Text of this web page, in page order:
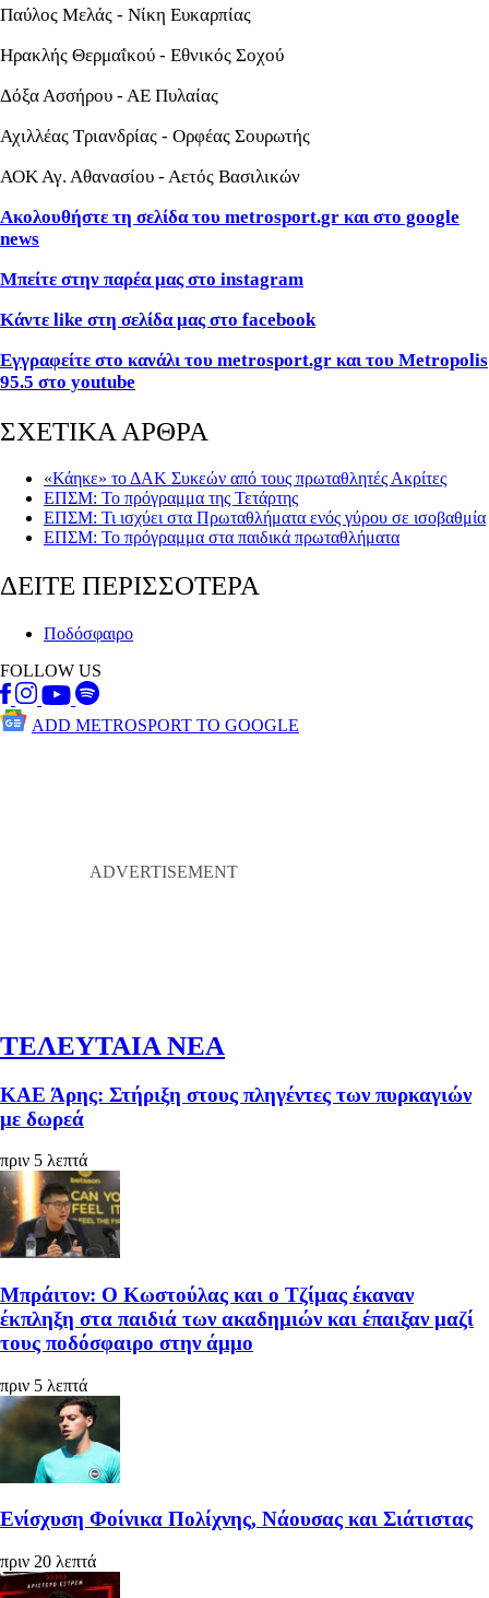
Παύλος Μελάς - Νίκη Ευκαρπίας
Ηρακλής Θερμαΐκού - Εθνικός Σοχού
Δόξα Ασσήρου - ΑΕ Πυλαίας
Αχιλλέας Τριανδρίας - Ορφέας Σουρωτής
ΑΟΚ Αγ. Αθανασίου - Αετός Βασιλικών
Ακολουθήστε τη σελίδα του metrosport.gr και στο google
news
Μπείτε στην παρέα μας στο instagram
Κάντε like στη σελίδα μας στο facebook
Εγγραφείτε στο κανάλι του metrosport.gr και του Metropolis
95.5 στο youtube
ΣΧΕΤΙΚΑ ΑΡΘΡΑ
«Κάηκε» το ΔΑΚ Συκεών από τους πρωταθλητές Ακρίτες
ΕΠΣΜ: Το πρόγραμμα της Τετάρτης
ΕΠΣΜ: Τι ισχύει στα Πρωταθλήματα ενός γύρου σε ισοβαθμία
ΕΠΣΜ: Το πρόγραμμα στα παιδικά πρωταθλήματα
ΔΕΙΤΕ ΠΕΡΙΣΣΟΤΕΡΑ
Ποδόσφαιρο
FOLLOW US
ADD METROSPORT TO GOOGLE
ΤΕΛΕΥΤΑΙΑ ΝΕΑ
ΚΑΕ Άρης: Στήριξη στους πληγέντες των πυρκαγιών
με δωρεά
πριν 5 λεπτά
Μπράιτον: Ο Κωστούλας και ο Τζίμας έκαναν
έκπληξη στα παιδιά των ακαδημιών και έπαιξαν μαζί
τους ποδόσφαιρο στην άμμο
πριν 5 λεπτά
Ενίσχυση Φοίνικα Πολίχνης, Νάουσας και Σιάτιστας
πριν 20 λεπτά